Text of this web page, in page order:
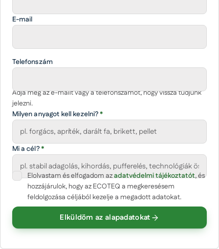
E-mail
Telefonszám
Adja meg az e-mailt vagy a telefonszámot, hogy vissza tudjunk
jelezni.
Milyen anyagot kell kezelni?*
Mi a cél?*
(opcionális)
Cégnév
Körülbelüli mennyiség
Elolvastam és elfogadom azadatvédelmi tájékoztatót, és
hozzájárulok, hogy az ECOTEQ a megkeresésem
feldolgozása céljából kezelje a megadott adatokat.
Elküldöm az alapadatokat